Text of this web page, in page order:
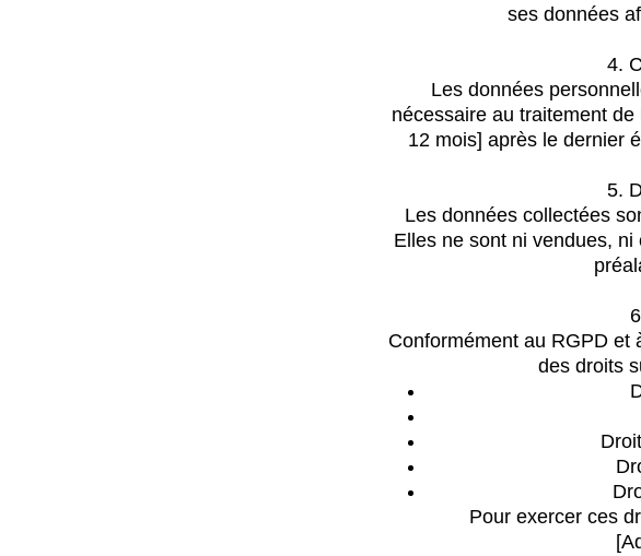
ses données
4.
Les données
nécessaire au traitement
12 mois] après le dernier
5.
Les données collectées
Elles ne sont ni vendues,
Conformément au RGPD et
des droits
Pour exercer ces